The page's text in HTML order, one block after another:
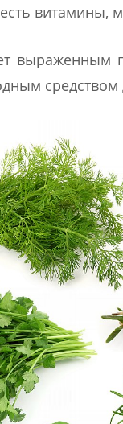
витамины,
выраженным